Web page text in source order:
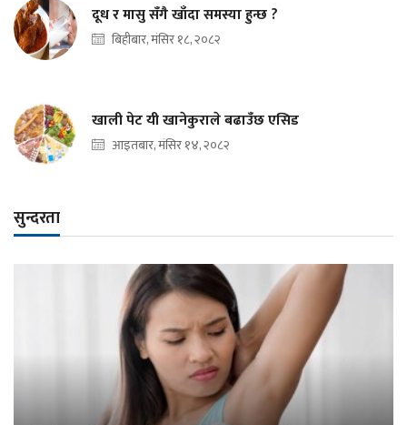
दूध र मासु सँगै खाँदा समस्या हुन्छ ?
बिहीबार, मंसिर १८, २०८२
खाली पेट यी खानेकुराले बढाउँछ एसिड
आइतबार, मंसिर १४, २०८२
सुन्दरता